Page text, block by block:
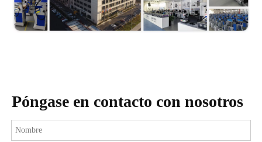
Póngase en contacto con nosotros